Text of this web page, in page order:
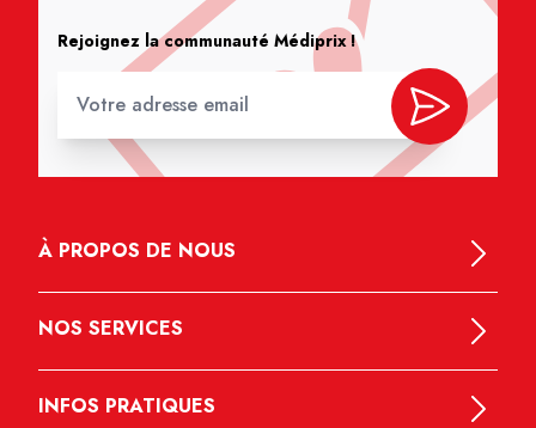
Rejoignez la communauté Médiprix !
À PROPOS DE NOUS
NOS SERVICES
INFOS PRATIQUES